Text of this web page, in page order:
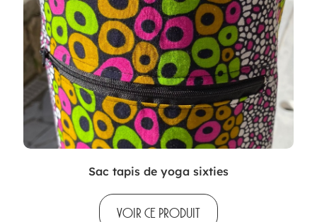
Sac tapis de yoga sixties
VOIR CE PRODUIT